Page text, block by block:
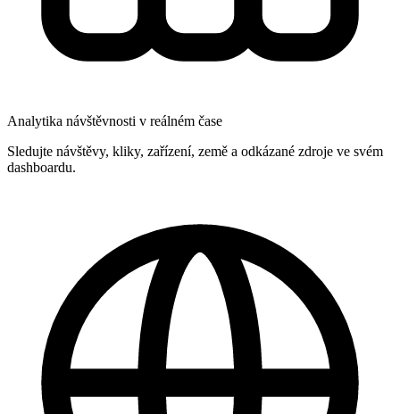
Analytika návštěvnosti v reálném čase
Sledujte návštěvy, kliky, zařízení, země a odkázané zdroje ve svém
dashboardu.